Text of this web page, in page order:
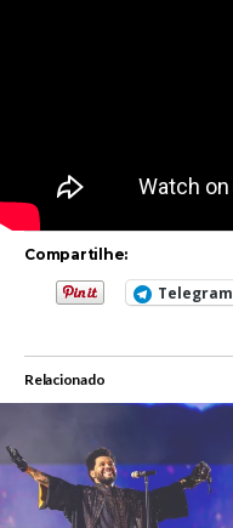
Compartilhe:
Telegram
Relacionado